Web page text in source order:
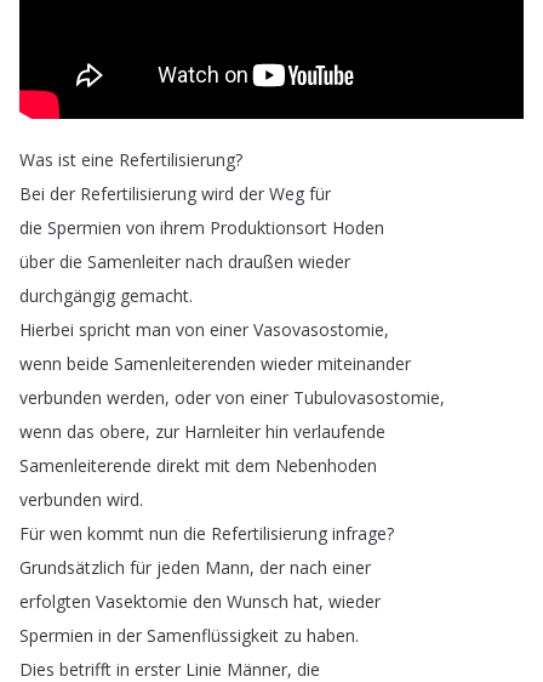
Was ist eine Refertilisierung?
Bei der Refertilisierung wird der Weg für
die Spermien von ihrem Produktionsort Hoden
über die Samenleiter nach draußen wieder
durchgängig gemacht.
Hierbei spricht man von einer Vasovasostomie,
wenn beide Samenleiterenden wieder miteinander
verbunden werden, oder von einer Tubulovasostomie,
wenn das obere, zur Harnleiter hin verlaufende
Samenleiterende direkt mit dem Nebenhoden
verbunden wird.
Für wen kommt nun die Refertilisierung infrage?
Grundsätzlich für jeden Mann, der nach einer
erfolgten Vasektomie den Wunsch hat, wieder
Spermien in der Samenflüssigkeit zu haben.
Dies betrifft in erster Linie Männer, die